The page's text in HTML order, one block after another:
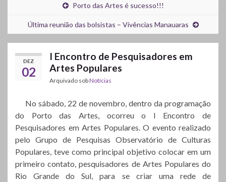
Porto das Artes é sucesso!!!
Última reunião das bolsistas – Vivências Manauaras
DEZ
02
I Encontro de Pesquisadores em
Artes Populares
Arquivado sobNotícias
No sábado, 22 de novembro, dentro da programação
do Porto das Artes, ocorreu o I Encontro de
Pesquisadores em Artes Populares. O evento realizado
pelo Grupo de Pesquisas Observatório de Culturas
Populares, teve como principal objetivo colocar em um
primeiro contato, pesquisadores de Artes Populares do
Rio Grande do Sul, para se criar uma rede de